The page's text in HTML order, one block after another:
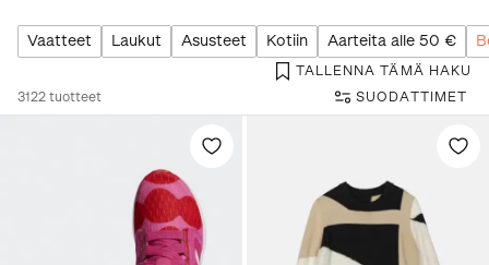
Vaatteet Laukut Asusteet Kotiin Aarteita alle 50 €
TALLENNA TÄMÄ HAKU
3122 tuotteet SUODATTIMET